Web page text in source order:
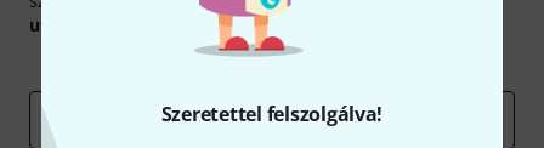
Szeretettel felszolgálva!
utalvány
Inspiráló gondolatok
e-mail cím